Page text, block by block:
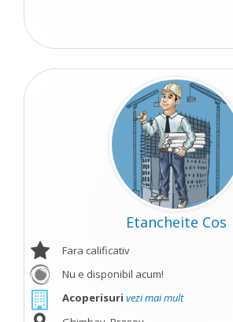
Etancheite Cos
Fara calificativ
Nu e disponibil acum!
Acoperisuri vezi mai mult